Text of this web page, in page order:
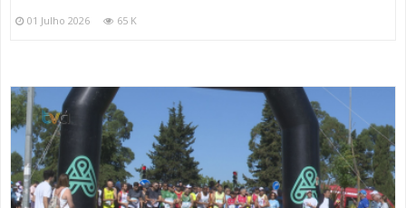
01 Julho 2026 65 K